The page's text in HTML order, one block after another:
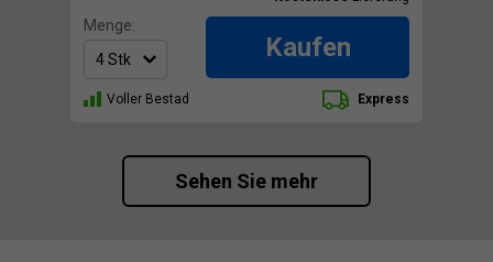
Menge:
Kaufen
Voller Bestad Express
Sehen Sie mehr